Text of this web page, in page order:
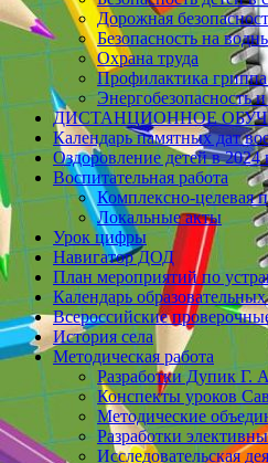
Дорожная
Безопасность на
Охрана труда
Профилактика
Энергобезопасность
ДИСТАНЦИОННОЕ
Календарь памятных дат
Оздоровление детей в 2024
Воспитательная работа
Комплексно-целевая
Локальные акты
Урок цифры
Навигатор ДОД
План мероприятий по
Календарь
Всероссийские
История села
Методическая работа
Разработки Дупик Г.
Конспекты уроков
Методические
Разработки
Исследовательская